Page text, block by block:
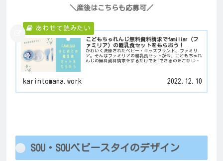
＼産後はこちらも応募可／
こどもちゃれんじ無料資料請求でfamiliar（フ
ァミリア）の離乳食セットをもらおう！
かわいく洗練されたベビー・キッズブランド、ファミリ
ア。そんなファミリアの離乳食セットが今、こどもちゃれ
んじの無料資料請求をするだけでGETできるのをご存じで
karintomama.work 2022.12.10
SOU・SOUベビースタイのデザイン